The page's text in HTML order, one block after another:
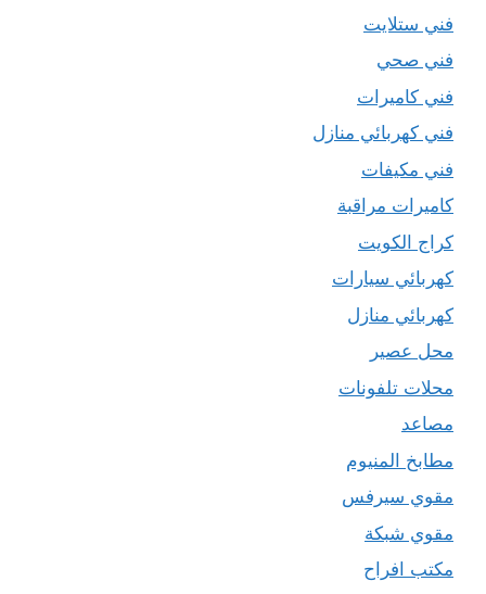
فني ستلايت
فني صحي
فني كاميرات
فني كهربائي منازل
فني مكيفات
كاميرات مراقبة
كراج الكويت
كهربائي سيارات
كهربائي منازل
محل عصير
محلات تلفونات
مصاعد
مطابخ المنيوم
مقوي سيرفس
مقوي شبكة
مكتب افراح